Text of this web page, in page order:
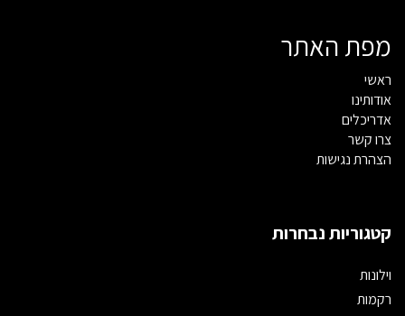
מפת האתר
ראשי
אודותינו
אדריכלים
צרו קשר
הצהרת נגישות
קטגוריות נבחרות
וילונות
רקמות